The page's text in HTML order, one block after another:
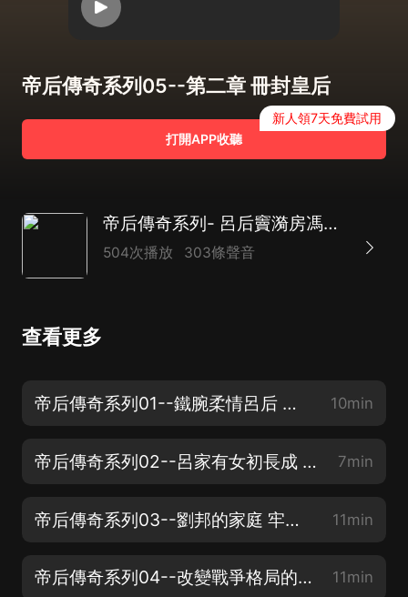
帝后傳奇系列05--第二章 冊封皇后
打開APP收聽
新人領7天免費試用
帝后傳奇系列- 呂后竇漪房馮太后獨孤伽羅長孫皇后武則天孝莊慈禧| 古代皇后傳奇
504次播放 303條聲音
查看更多
帝后傳奇系列01--鐵腕柔情呂后 前言 第一章 動蕩時勢 動蕩的秦朝 10min
帝后傳奇系列02--呂家有女初長成 呂公相面成親 7min
帝后傳奇系列03--劉邦的家庭 牢獄之災 11min
帝后傳奇系列04--改變戰爭格局的人 11min